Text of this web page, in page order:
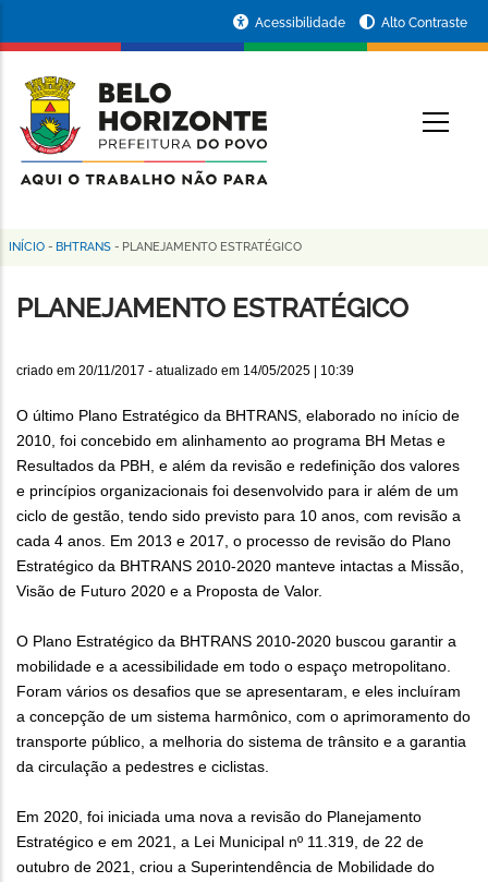
conteúdo
principal
da
Prefeitura
de
Horizonte
Acessibilidade Alto Contraste
Trilha
de
INÍCIO - BHTRANS - PLANEJAMENTO ESTRATÉGICO
PLANEJAMENTO ESTRATÉGICO
criado em 20/11/2017 - atualizado em 14/05/2025 | 10:39
O último Plano Estratégico da BHTRANS, elaborado no início de
2010, foi concebido em alinhamento ao programa BH Metas e
Resultados da PBH, e além da revisão e redefinição dos valores
e princípios organizacionais foi desenvolvido para ir além de um
ciclo de gestão, tendo sido previsto para 10 anos, com revisão a
cada 4 anos. Em 2013 e 2017, o processo de revisão do Plano
Estratégico da BHTRANS 2010-2020 manteve intactas a Missão,
Visão de Futuro 2020 e a Proposta de Valor.
O Plano Estratégico da BHTRANS 2010-2020 buscou garantir a
mobilidade e a acessibilidade em todo o espaço metropolitano.
Foram vários os desafios que se apresentaram, e eles incluíram
a concepção de um sistema harmônico, com o aprimoramento do
transporte público, a melhoria do sistema de trânsito e a garantia
da circulação a pedestres e ciclistas.
Em 2020, foi iniciada uma nova a revisão do Planejamento
Estratégico e em 2021, a Lei Municipal nº 11.319, de 22 de
outubro de 2021, criou a Superintendência de Mobilidade do